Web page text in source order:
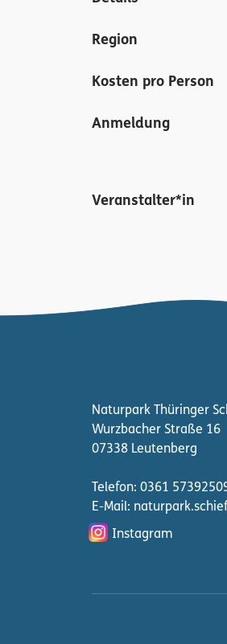
Region
Kosten pro Person
Anmeldung
Veranstalter*in
Naturpark Thüringer
Wurzbacher Straße 16
07338 Leutenberg
Telefon: 0361
E-Mail:
Instagram